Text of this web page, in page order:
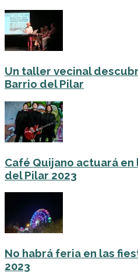
Un taller vecinal
Barrio del Pilar
Café Quijano actuará
del Pilar 2023
No habrá feria en las
2023